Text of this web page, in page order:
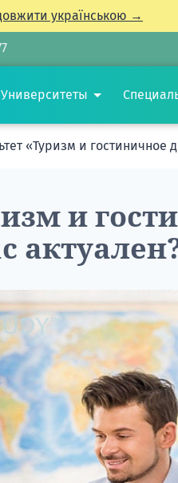
українською →
Университеты
«Туризм и гостиничное
и